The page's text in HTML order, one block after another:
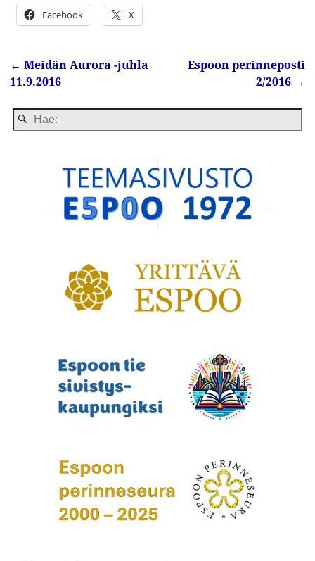
Facebook X
Artikkelin navigointi
← Meidän Aurora -juhla
11.9.2016
Espoon perinneposti
2/2016 →